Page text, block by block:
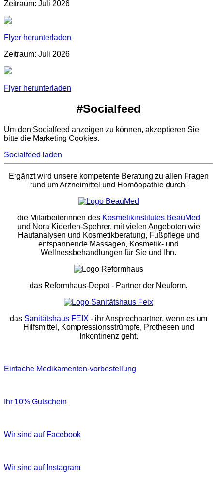
Zeitraum: Juli 2026
Flyer herunterladen
Zeitraum: Juli 2026
Flyer herunterladen
#Socialfeed
Um den Socialfeed anzeigen zu können, akzeptieren Sie
bitte die Marketing Cookies.
Socialfeed laden
Ergänzt wird unsere kompetente Beratung zu allen Fragen
rund um Arzneimittel und Homöopathie durch:
die Mitarbeiterinnen des Kosmetikinstitutes BeauMed
und Nora Kiderlen-Spehrer, mit vielen Angeboten wie
Hautanalysen und Kosmetikberatung, Fußpflege und
entspannende Massagen, Kosmetik- und
Wellnessbehandlungen für Sie und Ihn.
das Reformhaus-Depot- Partner der Neuform.
das Sanitätshaus FEIX - ihr Ansprechpartner, wenn es um
Hilfsmittel, Kompressionsstrümpfe, Prothesen und
Inkontinenz geht.
Einfache Medikamenten-vorbestellung
Ihr 10% Gutschein
Wir sind auf Facebook
Wir sind auf Instagram